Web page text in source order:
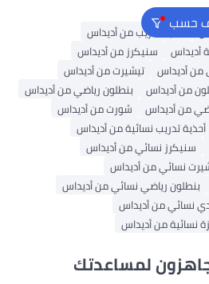
حسب
أحذية تدريب من أديداس
أديداس
سنيكرز من أديداس
أديداس
تيشيرت من أديداس
من أديداس
بنطلون رياضي من أديداس
من أديداس
شورت من أديداس
أحذية تدريب نسائية من أديداس
سنيكرز نسائي من أديداس
نسائي من أديداس
بنطلون رياضي نسائي من أديداس
نسائي من أديداس
نسائية من أديداس
لمساعدتك